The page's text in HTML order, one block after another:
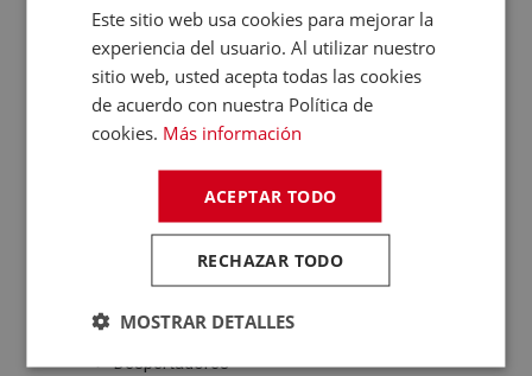
Patinetes Eléctricos
Fotografía y Vídeo
Cámaras Reflex
Cámaras Digitales
Proyectores
Cámaras Deportivas
Reproductores MP3
/ MP4 / MP5
Auriculares
Altavoces
Despertadores
Este sitio web usa cookies para mejorar la
experiencia del usuario. Al utilizar nuestro
sitio web, usted acepta todas las cookies
de acuerdo con nuestra Política de
cookies. Más información
ACEPTAR TODO
RECHAZAR TODO
MOSTRAR DETALLES